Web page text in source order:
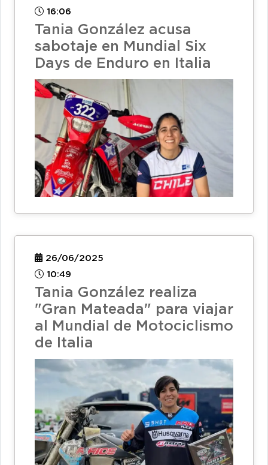
16:06
Tania González acusa
sabotaje en Mundial Six
Days de Enduro en Italia
26/06/2025
10:49
Tania González realiza
"Gran Mateada" para viajar
al Mundial de Motociclismo
de Italia